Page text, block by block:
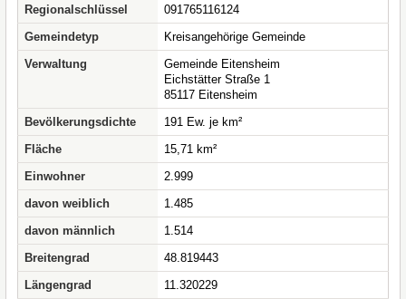
Regionalschlüssel
091765116124
Gemeindetyp
Kreisangehörige Gemeinde
Verwaltung
Gemeinde Eitensheim
Eichstätter Straße 1
85117 Eitensheim
Bevölkerungsdichte
191 Ew. je km²
Fläche
15,71 km²
Einwohner
2.999
davon weiblich
1.485
davon männlich
1.514
Breitengrad
48.819443
Längengrad
11.320229